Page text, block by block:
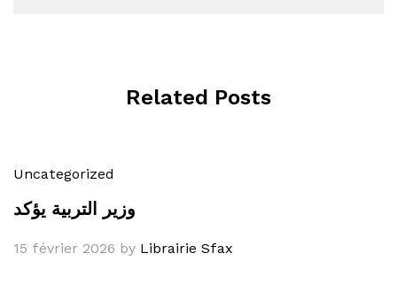
Related Posts
Uncategorized
وزير التربية يؤكد
15 février 2026 by Librairie Sfax